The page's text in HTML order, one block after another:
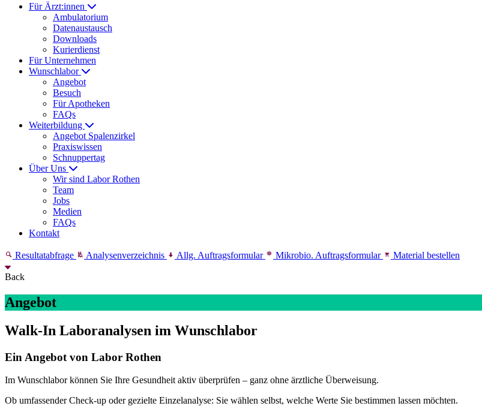
Für Ärzt:innen
Ambulatorium
Datenaustausch
Downloads
Kurierdienst
Für Unternehmen
Wunschlabor
Angebot
Besuch
Für Apotheken
FAQs
Weiterbildung
Angebot Spalenzirkel
Praxiswissen
Schnuppertag
Über Uns
Wir sind Labor Rothen
Team
Jobs
Medien
FAQs
Kontakt
Resultatabfrage Analysenverzeichnis Allg. Auftragsformular Mikrobio. Auftragsformular Material bestellen
Back
Angebot
Walk-In Laboranalysen im Wunschlabor
Ein Angebot von Labor Rothen
Im Wunschlabor können Sie Ihre Gesundheit aktiv überprüfen – ganz ohne ärztliche Überweisung.
Ob umfassender Check-up oder gezielte Einzelanalyse: Sie wählen selbst, welche Werte Sie bestimmen lassen möchten.